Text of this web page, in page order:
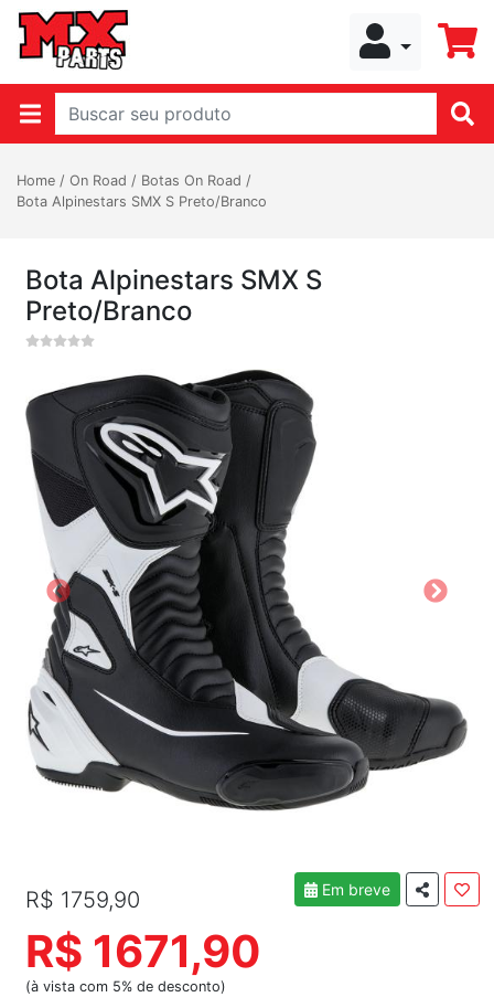
Home / On Road / Botas On Road /
Bota Alpinestars SMX S Preto/Branco
Bota Alpinestars SMX S
Preto/Branco
Em breve
R$ 1759,90
R$ 1671,90
(à vista com 5% de desconto)